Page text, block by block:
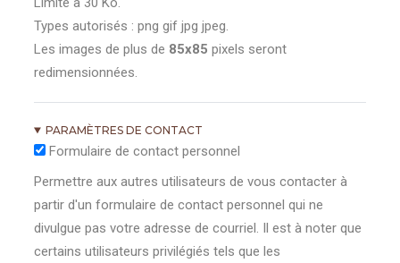
Types autorisés : png gif jpg jpeg.
Les images de plus de 85x85 pixels seront
redimensionnées.
PARAMÈTRES DE CONTACT
Formulaire de contact personnel
Permettre aux autres utilisateurs de vous contacter à
partir d'un formulaire de contact personnel qui ne
divulgue pas votre adresse de courriel. Il est à noter que
certains utilisateurs privilégiés tels que les